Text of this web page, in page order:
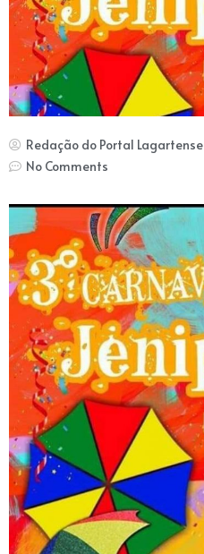
Redação do Portal Lagartense
No Comments